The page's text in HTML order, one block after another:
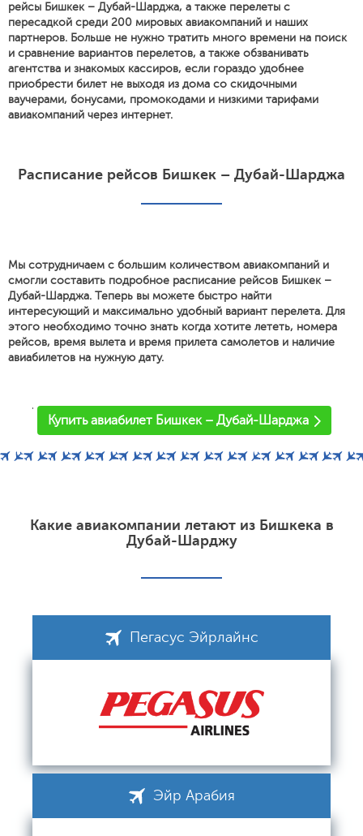
рейсы Бишкек – Дубай-Шарджа, а также перелеты с
пересадкой среди 200 мировых авиакомпаний и наших
партнеров. Больше не нужно тратить много времени на поиск
и сравнение вариантов перелетов, а также обзванивать
агентства и знакомых кассиров, если гораздо удобнее
приобрести билет не выходя из дома со скидочными
ваучерами, бонусами, промокодами и низкими тарифами
авиакомпаний через интернет.
Расписание рейсов Бишкек – Дубай-Шарджа
Мы сотрудничаем с большим количеством авиакомпаний и
смогли составить подробное расписание рейсов Бишкек –
Дубай-Шарджа. Теперь вы можете быстро найти
интересующий и максимально удобный вариант перелета. Для
этого необходимо точно знать когда хотите лететь, номера
рейсов, время вылета и время прилета самолетов и наличие
авиабилетов на нужную дату.
'
Купить авиабилет Бишкек – Дубай-Шарджа
Какие авиакомпании летают из Бишкека в
Дубай-Шарджу
Пегасус Эйрлайнс
Эйр Арабия